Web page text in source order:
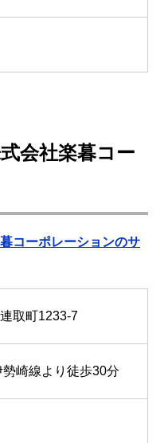
会社楽暮コー
コーポレーションのサ
取町1233-7
崎線より徒歩30分